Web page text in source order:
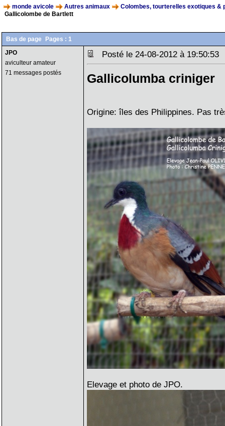
monde avicole Autres animaux
Colombes, tourterelles exotiques &
Gallicolombe de Bartlett
Bas de page Pages : 1
JPO
aviculteur amateur
71 messages postés
Posté le 24-08-2012 à
Gallicolumba criniger
Origine: îles des Philippines. Pas
Elevage et photo de JPO.